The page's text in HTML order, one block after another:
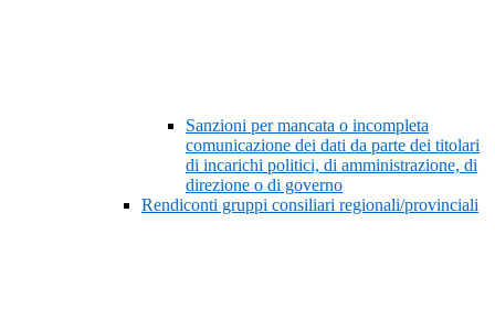
Sanzioni per mancata o incompleta
comunicazione dei dati da parte dei titolari
di incarichi politici, di amministrazione, di
direzione o di governo
Rendiconti gruppi consiliari regionali/provinciali